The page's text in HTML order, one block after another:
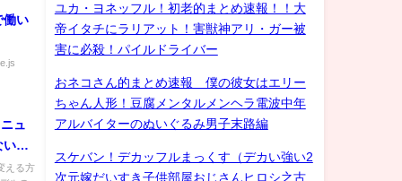
働い
ュ
A7
・ス
える方
ユカ・ヨネッフル！初老的まとめ速報！！大
帝イタチにラリアット！害獣神アリ・ガー被
害に必殺！パイルドライバー
おネコさん的まとめ速報 僕の彼女はエリー
ちゃん人形！豆腐メンタルメンヘラ電波中年
アルバイターのぬいぐるみ男子末路編
スケバン！デカッフルまっくす（デカい強い2
次元嫁だいすき子供部屋おじさんヒロシ之古